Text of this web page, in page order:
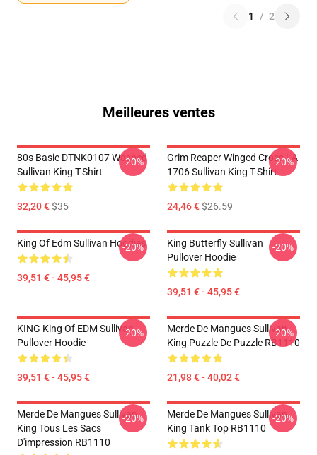
1 / 2
Meilleures ventes
80s Basic DTNK0107 Washed
Sullivan King T-Shirt
32,20 €$35
-20%
Grim Reaper Winged Cross LA
1706 Sullivan King T-Shirt
24,46 €$26.59
-20%
King Of Edm Sullivan Hoodies
39,51 € - 45,95 €
-20%
King Butterfly Sullivan
Pullover Hoodie
39,51 € - 45,95 €
-20%
KING King Of EDM Sullivan
Pullover Hoodie
39,51 € - 45,95 €
-20%
Merde De Mangues Sullivan
King Puzzle De Puzzle RB1110
21,98 € - 40,02 €
-20%
Merde De Mangues Sullivan
King Tous Les Sacs
D'impression RB1110
-20%
Merde De Mangues Sullivan
King Tank Top RB1110
-20%